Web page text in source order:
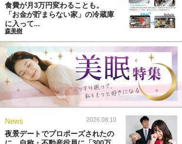
食費が月3万円変わることも。
「お金が貯まらない家」の冷蔵庫
に入って...
森美樹
News 2026.08.10
夜景デートでプロポーズされたの